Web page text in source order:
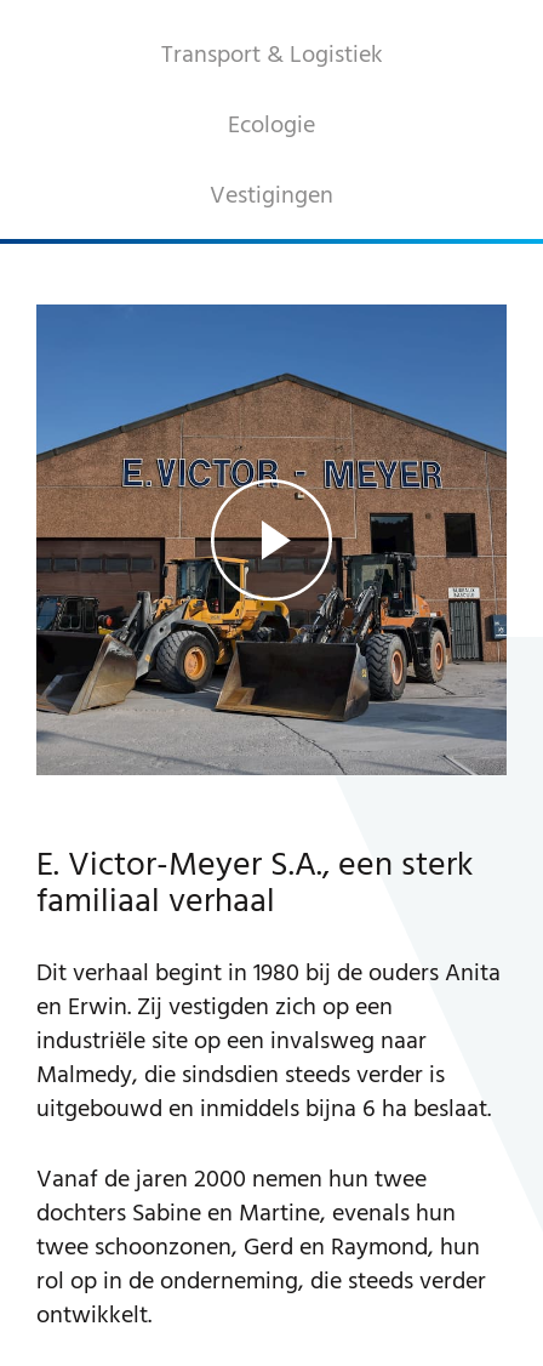
INDUSTRIËLE PRODUCTEN
PREBEL
STEENHOUWERIJ
Transport & Logistiek
Ecologie
Vestigingen
E. Victor-Meyer S.A., een sterk
familiaal verhaal
Dit verhaal begint in 1980 bij de ouders Anita
en Erwin. Zij vestigden zich op een
industriële site op een invalsweg naar
Malmedy, die sindsdien steeds verder is
uitgebouwd en inmiddels bijna 6 ha beslaat.
Vanaf de jaren 2000 nemen hun twee
dochters Sabine en Martine, evenals hun
twee schoonzonen, Gerd en Raymond, hun
rol op in de onderneming, die steeds verder
ontwikkelt.